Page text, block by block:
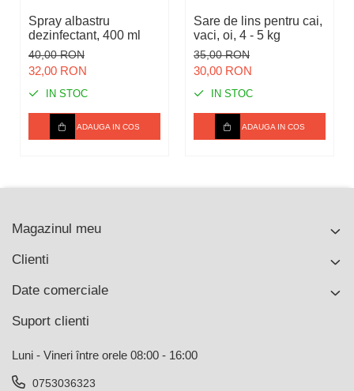
Spray albastru
dezinfectant, 400 ml
40,00 RON
32,00 RON
IN STOC
ADAUGA IN COS
Sare de lins pentru cai,
vaci, oi, 4 - 5 kg
35,00 RON
30,00 RON
IN STOC
ADAUGA IN COS
Magazinul meu
Clienti
Date comerciale
Suport clienti
Luni - Vineri între orele 08:00 - 16:00
0753036323